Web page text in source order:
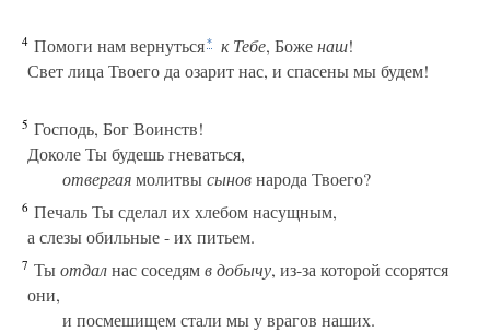
4 Помоги нам вернуться* к Тебе, Боженаш!
Свет лица Твоего да озарит нас, и спасены мы будем!
5 Господь, Бог Воинств!
Доколе Ты будешь гневаться,
отвергаямолитвысыновнарода Твоего?
6 Печаль Ты сделал их хлебом насущным,
а слезы обильные - их питьем.
7 Тыотдалнас соседямв добычу, из-за которой ссорятся
они,
и посмешищем стали мы у врагов наших.